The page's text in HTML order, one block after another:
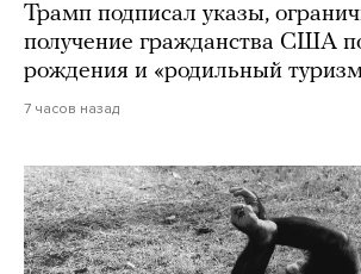
Трамп подписал указы,
получение гражданства США
рождения и «родильный
7 часов назад